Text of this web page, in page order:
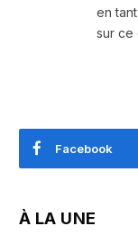
en
sur ce
Facebook
À LA UNE